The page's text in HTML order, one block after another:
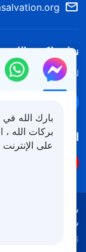
نزل ملكوت الله.
لقد نزلت المملكة
اتبعنا
شروط الاستخدام
سياسة ملفات تعريف
Copyright © 2026
بارك الله في
بركات الله ،
على الإنترنت